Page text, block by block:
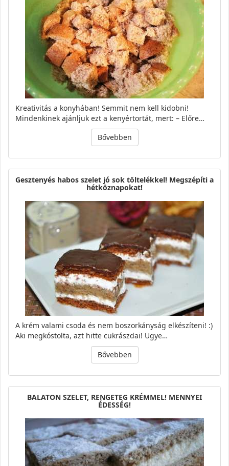
Kreativitás a konyhában! Semmit nem kell kidobni!
Mindenkinek ajánljuk ezt a kenyértortát, mert: – Előre…
Bővebben
Gesztenyés habos szelet jó sok töltelékkel! Megszépíti a
hétköznapokat!
A krém valami csoda és nem boszorkányság elkészíteni! :)
Aki megkóstolta, azt hitte cukrászdai! Ugye…
Bővebben
BALATON SZELET, RENGETEG KRÉMMEL! MENNYEI
ÉDESSÉG!